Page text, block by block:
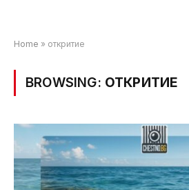
Home » откритие
BROWSING: ОТКРИТИЕ